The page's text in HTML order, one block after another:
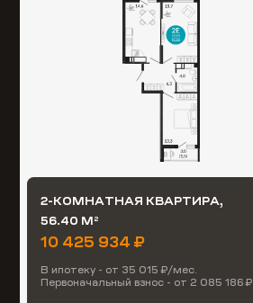
2-КОМНАТНАЯ КВАРТИРА,
56.40 М 2
10 425 934 ₽
В ипотеку - от 35 015 ₽/мес.
Первоначальный взнос - от 2 085 186 ₽